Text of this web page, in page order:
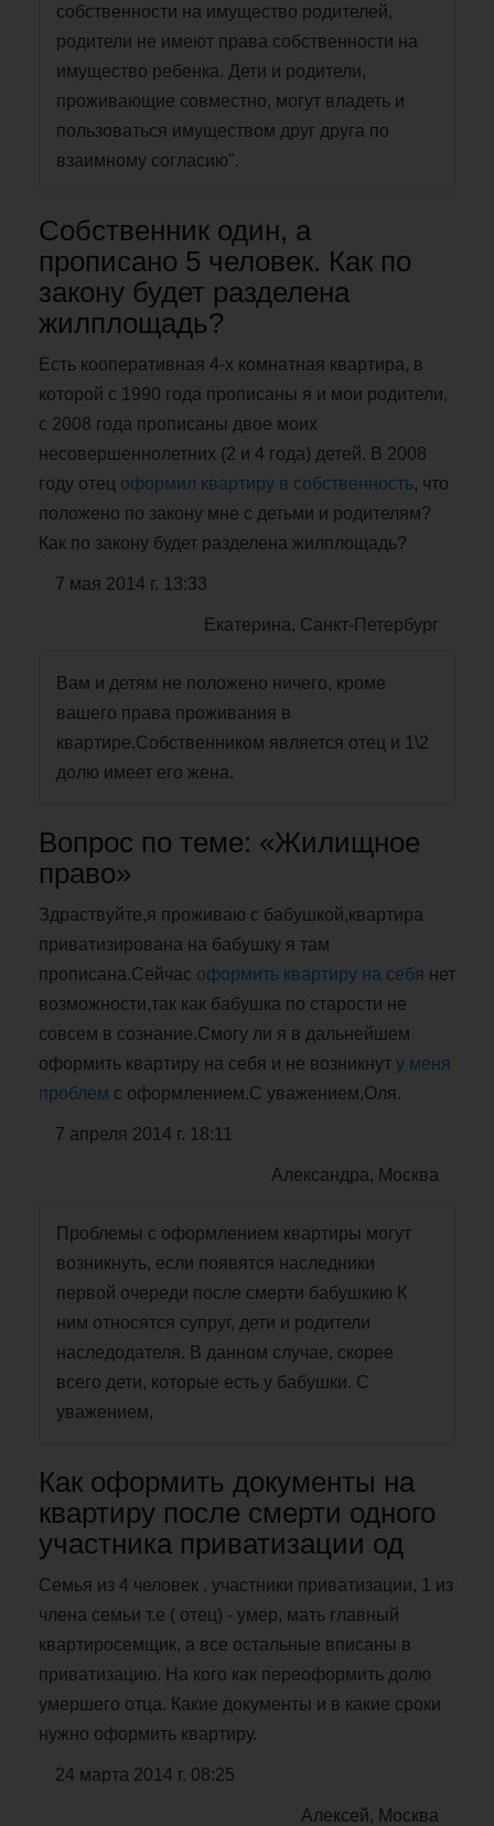
собственности на имущество родителей,
родители не имеют права собственности на
имущество ребенка. Дети и родители,
проживающие совместно, могут владеть и
пользоваться имуществом друг друга по
взаимному согласию".
Собственник один, а
прописано 5 человек. Как по
закону будет разделена
жилплощадь?
Есть кооперативная 4-х комнатная квартира, в
которой с 1990 года прописаны я и мои родители,
с 2008 года прописаны двое моих
несовершеннолетних (2 и 4 года) детей. В 2008
году отец оформил квартиру в собственность, что
положено по закону мне с детьми и родителям?
Как по закону будет разделена жилплощадь?
7 мая 2014 г. 13:33
Екатерина, Санкт-Петербург
Вам и детям не положено ничего, кроме
вашего права проживания в
квартире.Собственником является отец и 1\2
долю имеет его жена.
Вопрос по теме: «Жилищное
право»
Здраствуйте,я проживаю с бабушкой,квартира
приватизирована на бабушку я там
прописана.Сейчас оформить квартиру на себя нет
возможности,так как бабушка по старости не
совсем в сознание.Смогу ли я в дальнейшем
оформить квартиру на себя и не возникнут у меня
проблем с оформлением.С уважением,Оля.
7 апреля 2014 г. 18:11
Александра, Москва
Проблемы с оформлением квартиры могут
возникнуть, если появятся наследники
первой очереди после смерти бабушкию К
ним относятся супруг, дети и родители
наследодателя. В данном случае, скорее
всего дети, которые есть у бабушки. С
уважением,
Как оформить документы на
квартиру после смерти одного
участника приватизации од
Семья из 4 человек , участники приватизации, 1 из
члена семьи т.е ( отец) - умер, мать главный
квартиросемщик, а все остальные вписаны в
приватизацию. На кого как переоформить долю
умершего отца. Какие документы и в какие сроки
нужно оформить квартиру.
24 марта 2014 г. 08:25
Алексей, Москва